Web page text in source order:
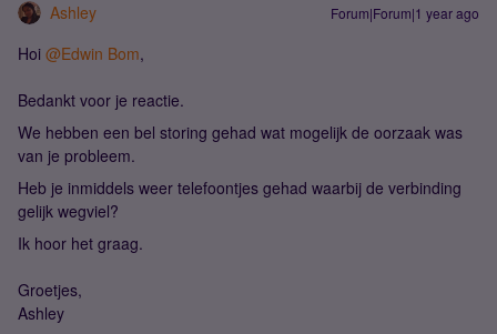
Ashley Forum|Forum|1 year ago
Hoi @Edwin Bom,
Bedankt voor je reactie.
We hebben een bel storing gehad wat mogelijk de oorzaak was
van je probleem.
Heb je inmiddels weer telefoontjes gehad waarbij de verbinding
gelijk wegviel?
Ik hoor het graag.
Groetjes,
Ashley